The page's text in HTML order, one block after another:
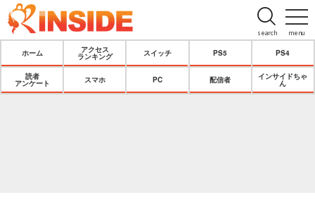
menu
search
ホーム
アクセス
ランキング
スイッチ PS5 PS4
読者
アンケート
スマホ PC 配信者
インサイドちゃ
ん